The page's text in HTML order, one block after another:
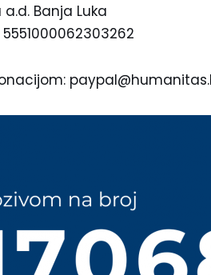
Banja Luka